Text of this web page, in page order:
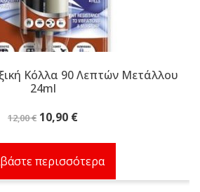
Κόλλα 90 Λεπτών Μετάλλου
24ml
12,00€ Original
12,00 €.
10,90 €Η
είναι:
10,90 €.
περισσότερα